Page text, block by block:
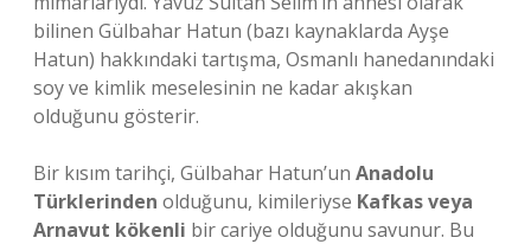
bilinen Gülbahar Hatun (bazı kaynaklarda Ayşe
Hatun) hakkındaki tartışma, Osmanlı hanedanındaki
soy ve kimlik meselesinin ne kadar akışkan
olduğunu gösterir.
Bir kısım tarihçi, Gülbahar Hatun’un Anadolu
Türklerinden olduğunu, kimileriyse Kafkas veya
Arnavut kökenli bir cariye olduğunu savunur. Bu